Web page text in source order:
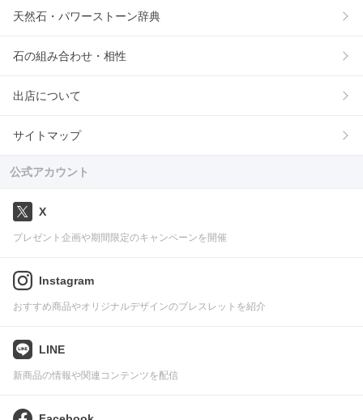
天然石・パワーストーン辞典
石の組み合わせ・相性
出店について
サイトマップ
公式アカウント
X
プレゼント企画や期間限定のキャンペーンを開催
Instagram
おすすめ商品やオリジナルデザインのブレスレットを紹介
LINE
新商品の情報や関連コンテンツを配信